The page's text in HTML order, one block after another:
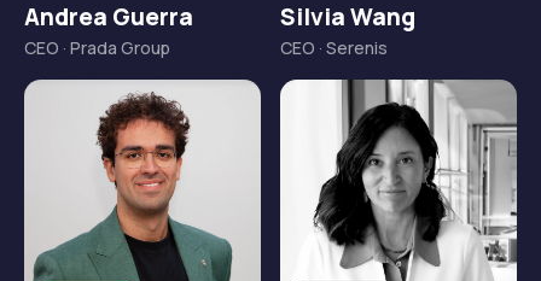
Andrea Guerra
CEO · Prada Group
Silvia Wang
CEO · Serenis